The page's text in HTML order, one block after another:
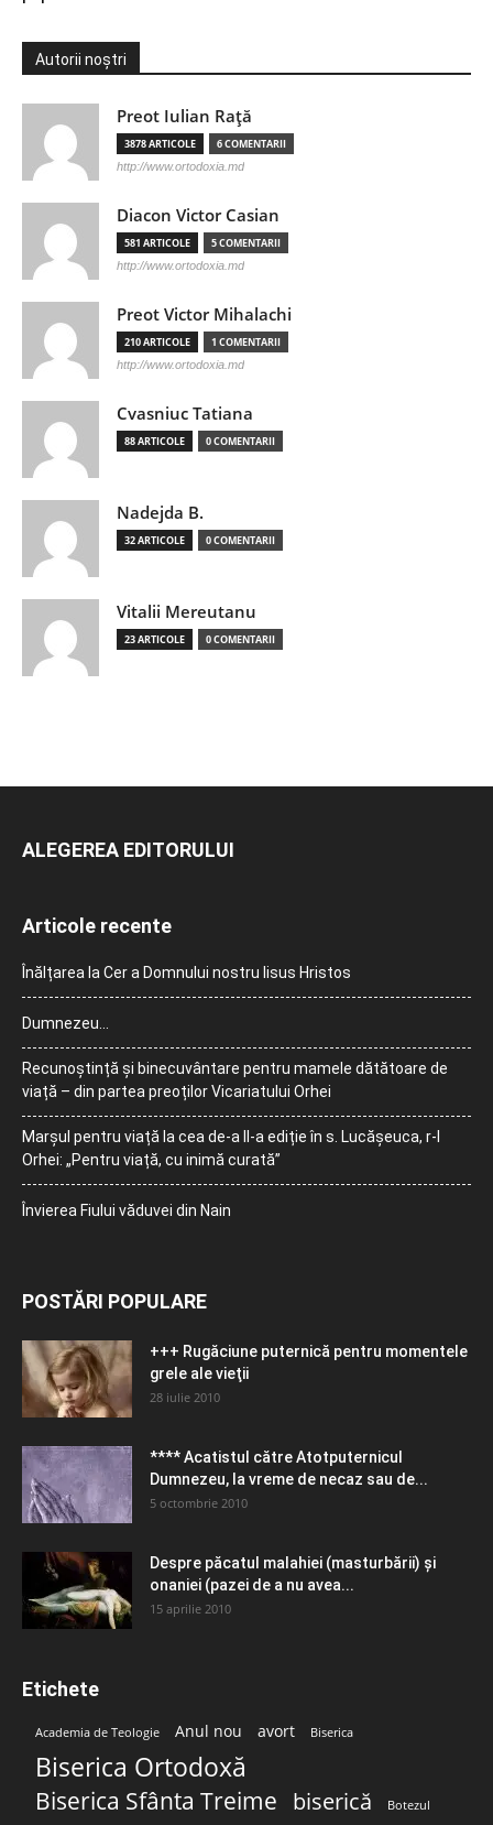
Autorii noștri
Preot Iulian Raţă
3878 ARTICOLE 6 COMENTARII
http://www.ortodoxia.md
Diacon Victor Casian
581 ARTICOLE 5 COMENTARII
http://www.ortodoxia.md
Preot Victor Mihalachi
210 ARTICOLE 1 COMENTARII
http://www.ortodoxia.md
Cvasniuc Tatiana
88 ARTICOLE 0 COMENTARII
Nadejda B.
32 ARTICOLE 0 COMENTARII
Vitalii Mereutanu
23 ARTICOLE 0 COMENTARII
ALEGEREA EDITORULUI
Articole recente
Înălțarea la Cer a Domnului nostru Iisus Hristos
Dumnezeu…
Recunoștință și binecuvântare pentru mamele dătătoare de
viață – din partea preoților Vicariatului Orhei
Marșul pentru viață la cea de-a II-a ediție în s. Lucășeuca, r-l
Orhei: „Pentru viață, cu inimă curată”
Învierea Fiului văduvei din Nain
POSTĂRI POPULARE
+++ Rugăciune puternică pentru momentele
grele ale vieţii
28 iulie 2010
**** Acatistul către Atotputernicul
Dumnezeu, la vreme de necaz sau de...
5 octombrie 2010
Despre păcatul malahiei (masturbării) şi
onaniei (pazei de a nu avea...
15 aprilie 2010
Etichete
Academia de Teologie Anul nou avort Biserica
Biserica Ortodoxă
Biserica Sfânta Treime biserică Botezul